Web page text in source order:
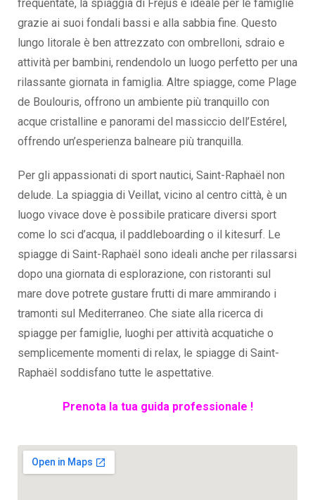
frequentate, la spiaggia di Fréjus è ideale per le famiglie
grazie ai suoi fondali bassi e alla sabbia fine. Questo
lungo litorale è ben attrezzato con ombrelloni, sdraio e
attività per bambini, rendendolo un luogo perfetto per una
rilassante giornata in famiglia. Altre spiagge, come Plage
de Boulouris, offrono un ambiente più tranquillo con
acque cristalline e panorami del massiccio dell’Estérel,
offrendo un’esperienza balneare più tranquilla.
Per gli appassionati di sport nautici, Saint-Raphaël non
delude. La spiaggia di Veillat, vicino al centro città, è un
luogo vivace dove è possibile praticare diversi sport
come lo sci d’acqua, il paddleboarding o il kitesurf. Le
spiagge di Saint-Raphaël sono ideali anche per rilassarsi
dopo una giornata di esplorazione, con ristoranti sul
mare dove potrete gustare frutti di mare ammirando i
tramonti sul Mediterraneo. Che siate alla ricerca di
spiagge per famiglie, luoghi per attività acquatiche o
semplicemente momenti di relax, le spiagge di Saint-
Raphaël soddisfano tutte le aspettative.
Prenota la tua guida professionale !